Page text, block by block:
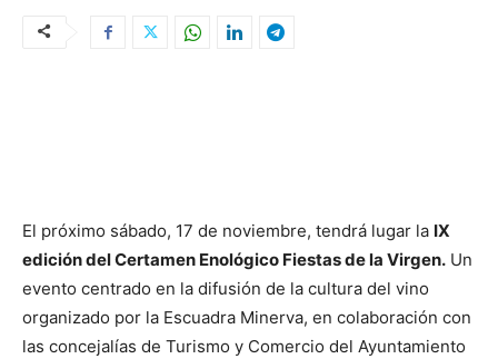
El próximo sábado, 17 de noviembre, tendrá lugar la IX
edición del Certamen Enológico Fiestas de la Virgen. Un
evento centrado en la difusión de la cultura del vino
organizado por la Escuadra Minerva, en colaboración con
las concejalías de Turismo y Comercio del Ayuntamiento